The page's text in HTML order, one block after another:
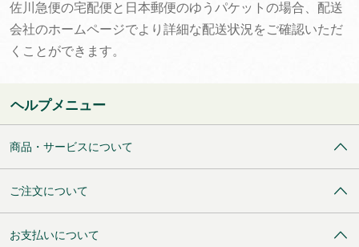
佐川急便の宅配便と日本郵便のゆうパケットの場合、配送
会社のホームページでより詳細な配送状況をご確認いただ
くことができます。
ヘルプメニュー
商品・サービスについて
ご注文について
お支払いについて